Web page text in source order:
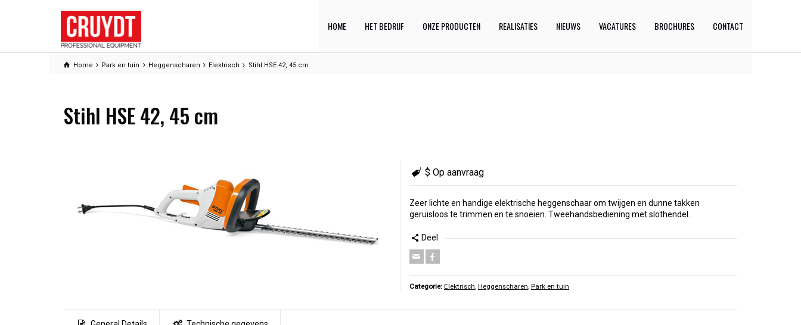
HOME HET BEDRIJF ONZE PRODUCTEN REALISATIES NIEUWS VACATURES BROCHURES CONTACT
Home Park en tuin Heggenscharen Elektrisch Stihl HSE 42, 45 cm
Stihl HSE 42, 45 cm
$ Op aanvraag
Zeer lichte en handige elektrische heggenschaar om twijgen en dunne takken
geruisloos te trimmen en te snoeien. Tweehandsbediening met slothendel.
Deel
Categorie: Elektrisch, Heggenscharen, Park en tuin